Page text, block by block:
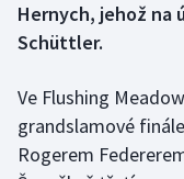
Golf
Gymnastika
Házená
Hernych, jehož na
Schüttler.
Ve Flushing
grandslamové
Rogerem